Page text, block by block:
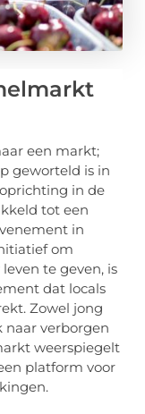
een markt;
geworteld is in
in de
tot een
in
om
te geven, is
dat locals
Zowel jong
naar verborgen
weerspiegelt
platform voor